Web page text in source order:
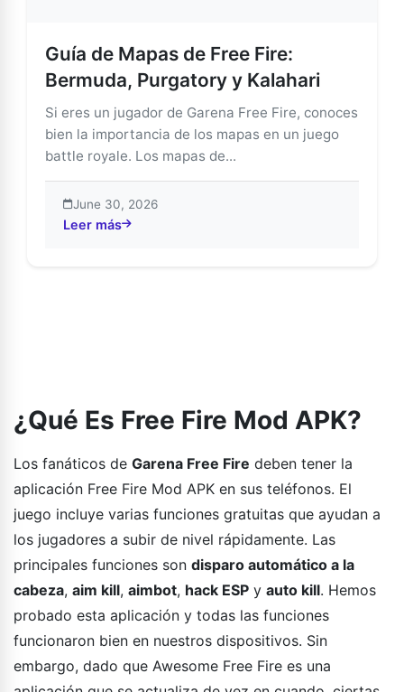
Guía de Mapas de Free Fire:
Bermuda, Purgatory y Kalahari
Si eres un jugador de Garena Free Fire, conoces
bien la importancia de los mapas en un juego
battle royale. Los mapas de...
June 30, 2026
Leer más
about Guía de Mapas de Free Fire: Bermuda,
¿Qué Es Free Fire Mod APK?
Los fanáticos de Garena Free Fire deben tener la
aplicación Free Fire Mod APK en sus teléfonos. El
juego incluye varias funciones gratuitas que ayudan a
los jugadores a subir de nivel rápidamente. Las
principales funciones son disparo automático a la
cabeza, aim kill, aimbot, hack ESP y auto kill. Hemos
probado esta aplicación y todas las funciones
funcionaron bien en nuestros dispositivos. Sin
embargo, dado que Awesome Free Fire es una